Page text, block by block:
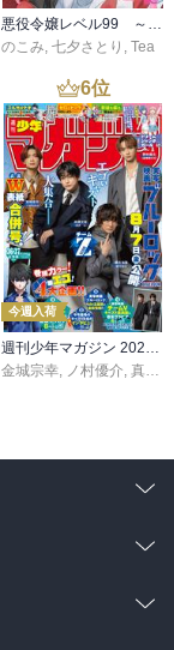
,転
悪役令嬢レベル99 ～私は裏ボスですが魔王ではありません～ その６
のこみ, 七夕さとり , Tea
6位
今週入荷
金城宗幸
ノ村優介 真島ヒロ